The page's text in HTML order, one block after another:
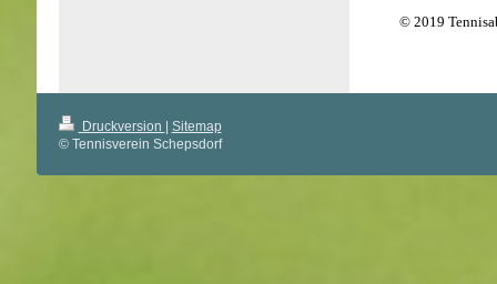
© 2019
Druckversion
Sitemap
© Tennisverein Schepsdorf